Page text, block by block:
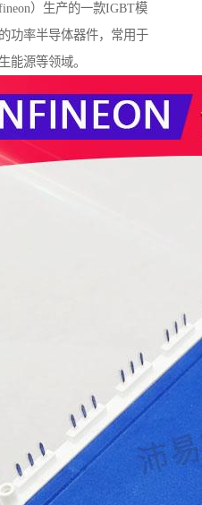
）生产的一款IGBT模
功率半导体器件，常用于
能源等领域。